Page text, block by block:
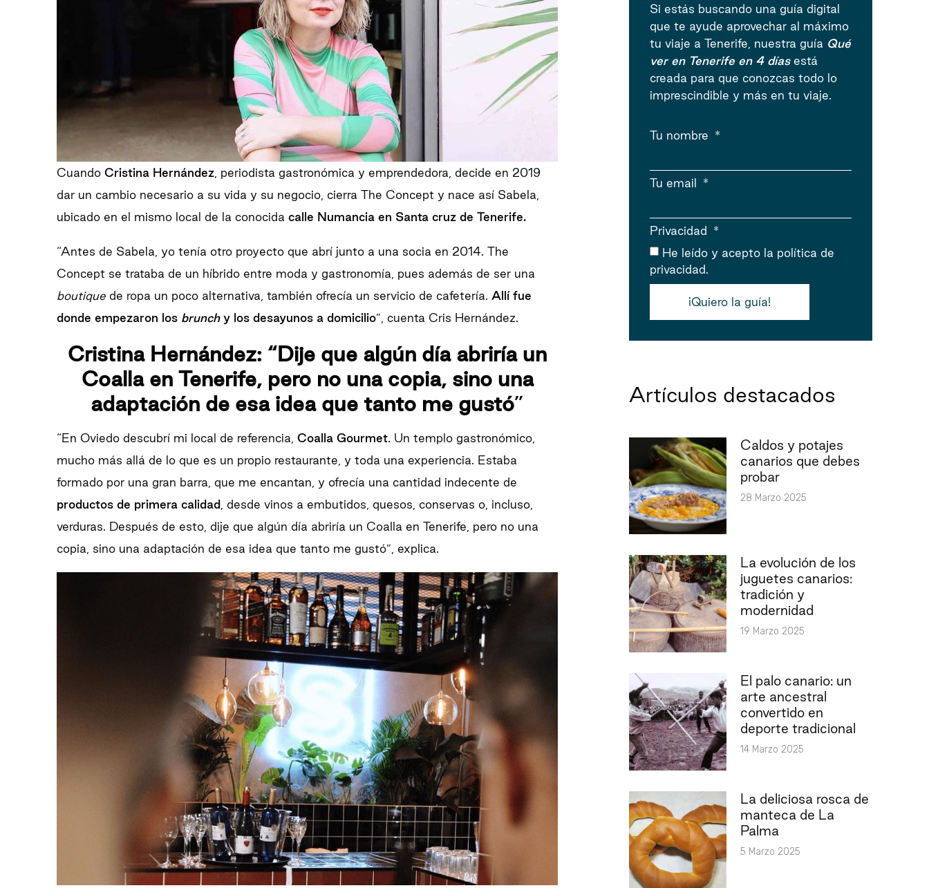
Cuando Cristina Hernández , periodista gastronómica y emprendedora, decide en 2019
dar un cambio necesario a su vida y su negocio, cierra The Concept y nace así Sabela,
ubicado en el mismo local de la conocida calle Numancia en Santa cruz de Tenerife.
“Antes de Sabela, yo tenía otro proyecto que abrí junto a una socia en 2014. The
Concept se trataba de un híbrido entre moda y gastronomía, pues además de ser una
boutique de ropa un poco alternativa, también ofrecía un servicio de cafetería. Allí fue
donde empezaron los brunchy los desayunos a domicilio”, cuenta Cris Hernández.
Cristina Hernández: “Dije que algún día abriría un
Coalla en Tenerife, pero no una copia, sino una
adaptación de esa idea que tanto me gustó”
“En Oviedo descubrí mi local de referencia, Coalla Gourmet . Un templo gastronómico,
mucho más allá de lo que es un propio restaurante, y toda una experiencia. Estaba
formado por una gran barra, que me encantan, y ofrecía una cantidad indecente de
productos de primera calidad , desde vinos a embutidos, quesos, conservas o, incluso,
verduras. Después de esto, dije que algún día abriría un Coalla en Tenerife, pero no una
copia, sino una adaptación de esa idea que tanto me gustó”, explica.
Si estás buscando una guía digital
que te ayude aprovechar al máximo
tu viaje a Tenerife, nuestra guía Qué
ver en Tenerife en 4 díasestá
creada para que conozcas todo lo
imprescindible y más en tu viaje.
Tu nombre
Tu email
Privacidad
He leído y acepto la política de
privacidad.
¡Quiero la guía!
Artículos destacados
Caldos y potajes
canarios que debes
probar
28 Marzo 2025
La evolución de los
juguetes canarios:
tradición y
modernidad
19 Marzo 2025
El palo canario: un
arte ancestral
convertido en
deporte tradicional
14 Marzo 2025
La deliciosa rosca de
manteca de La
Palma
5 Marzo 2025